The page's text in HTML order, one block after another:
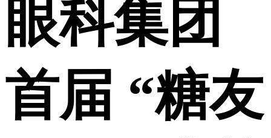
眼科集团
首届 “糖友